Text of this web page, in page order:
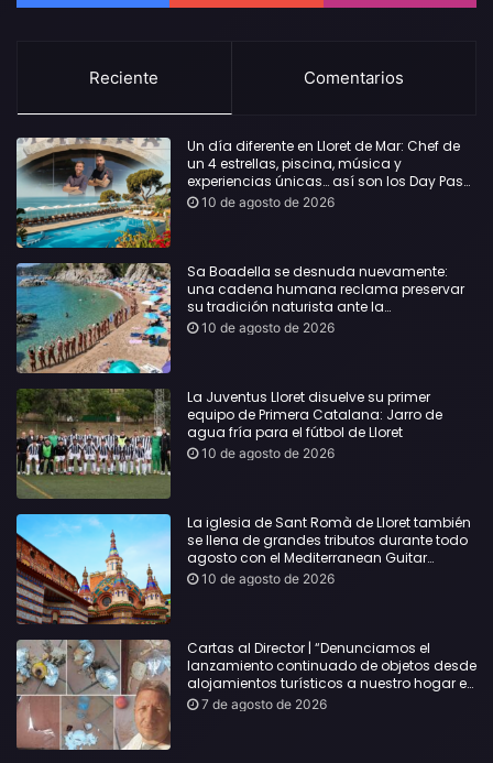
Reciente Comentarios
Un día diferente en Lloret de Mar: Chef de
un 4 estrellas, piscina, música y
experiencias únicas… así son los Day Pass
by Roger de Flor
10 de agosto de 2026
Sa Boadella se desnuda nuevamente:
una cadena humana reclama preservar
su tradición naturista ante la
masificación de la playa
10 de agosto de 2026
La Juventus Lloret disuelve su primer
equipo de Primera Catalana: Jarro de
agua fría para el fútbol de Lloret
10 de agosto de 2026
La iglesia de Sant Romà de Lloret también
se llena de grandes tributos durante todo
agosto con el Mediterranean Guitar
Festival
10 de agosto de 2026
Cartas al Director | “Denunciamos el
lanzamiento continuado de objetos desde
alojamientos turísticos a nuestro hogar en
Lloret: Podría haber causado una
7 de agosto de 2026